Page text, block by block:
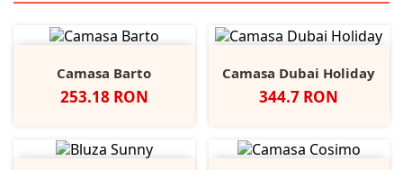
Camasa Barto
Pret
253.18 RON
Camasa Dubai Holiday
Pret
344.7 RON